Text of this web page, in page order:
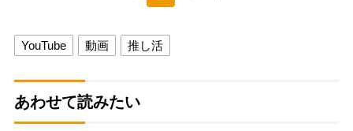
YouTube 動画 推し活
あわせて読みたい